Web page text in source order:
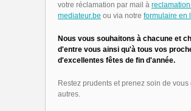
votre réclamation par mail à
mediateur.be ou via notre formulaire en
Nous vous souhaitons à chacune et
d'entre vous ainsi qu'à tous vos
d'excellentes fêtes de fin d'année.
Restez prudents et prenez soin de vous
autres.